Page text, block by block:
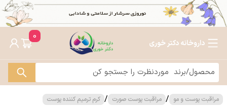
داروخانه دکتر خوری
0
مراقبت پوست و مو / مراقبت پوست صورت / کرم ترمیم کننده پوست